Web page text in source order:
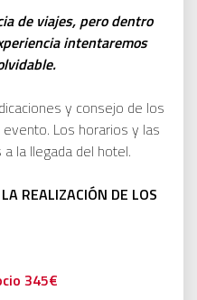
de viajes, pero dentro
intentaremos
y consejo de los
Los horarios y las
la llegada del hotel.
REALIZACIÓN DE LOS
345€